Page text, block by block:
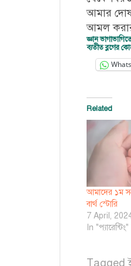
আমার
আমল
জ্ঞান
ব্যতীত ব্লগের
Related
আমাদের ১ম
বার্থ স্টোরি
7 April,
In "প্যারেন্টিং"
Tagged